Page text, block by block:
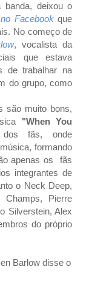
deixou o
Facebookque
No começo de
, vocalista da
que estava
de trabalhar na
do grupo, como
são muito bons,
"When You
fãs, onde
formando
apenas os fãs
integrantes de
o Neck Deep,
Pierre
Silverstein, Alex
do próprio
Barlow disse o